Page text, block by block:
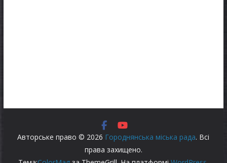
Авторське право © 2026 Городнянська міська рада. Всі
права захищено.